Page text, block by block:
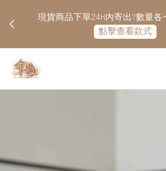
現貨商品下單24H內寄出?數量各
點擊查看款式